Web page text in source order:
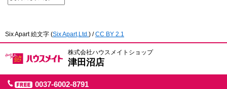
Six Apart 絵文字 (Six Apart,Ltd.) /CC BY 2.1
株式会社ハウスメイトショップ
津田沼店
0037-6002-8791